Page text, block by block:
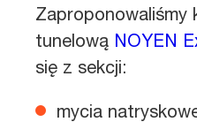
Zaproponowaliśmy
tunelową NOYEN
się z sekcji:
mycia